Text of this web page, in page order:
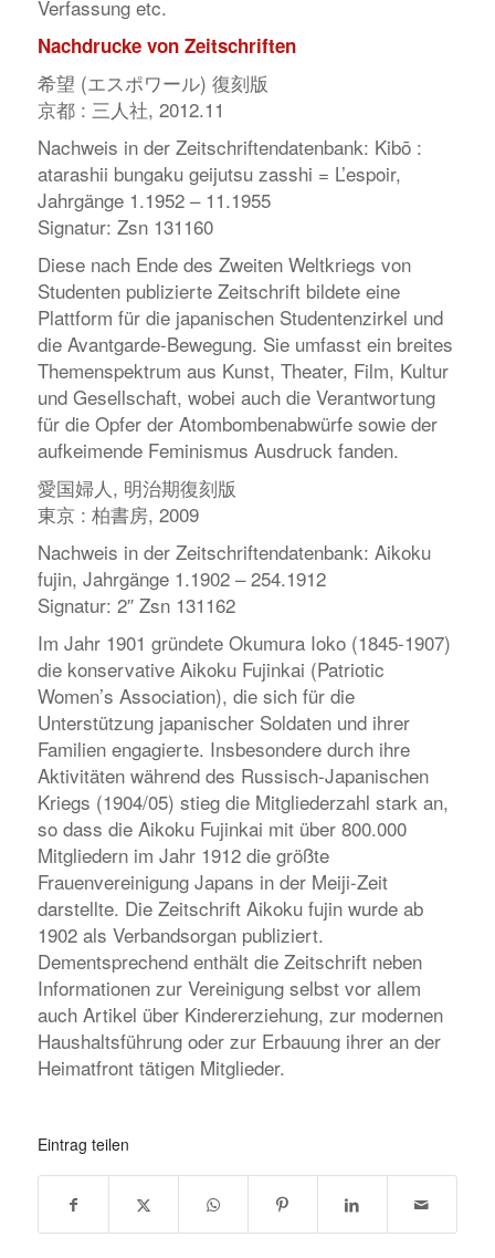
Verfassung etc.
Nachdrucke von Zeitschriften
希望 (エスポワール) 復刻版
京都 : 三人社, 2012.11
Nachweis in der Zeitschriftendatenbank: Kibō :
atarashii bungaku geijutsu zasshi = L’espoir,
Jahrgänge 1.1952 – 11.1955
Signatur: Zsn 131160
Diese nach Ende des Zweiten Weltkriegs von
Studenten publizierte Zeitschrift bildete eine
Plattform für die japanischen Studentenzirkel und
die Avantgarde-Bewegung. Sie umfasst ein breites
Themenspektrum aus Kunst, Theater, Film, Kultur
und Gesellschaft, wobei auch die Verantwortung
für die Opfer der Atombombenabwürfe sowie der
aufkeimende Feminismus Ausdruck fanden.
愛国婦人, 明治期復刻版
東京 : 柏書房, 2009
Nachweis in der Zeitschriftendatenbank: Aikoku
fujin, Jahrgänge 1.1902 – 254.1912
Signatur: 2″ Zsn 131162
Im Jahr 1901 gründete Okumura Ioko (1845-1907)
die konservative Aikoku Fujinkai (Patriotic
Women’s Association), die sich für die
Unterstützung japanischer Soldaten und ihrer
Familien engagierte. Insbesondere durch ihre
Aktivitäten während des Russisch-Japanischen
Kriegs (1904/05) stieg die Mitgliederzahl stark an,
so dass die Aikoku Fujinkai mit über 800.000
Mitgliedern im Jahr 1912 die größte
Frauenvereinigung Japans in der Meiji-Zeit
darstellte. Die Zeitschrift Aikoku fujinwurde ab
1902 als Verbandsorgan publiziert.
Dementsprechend enthält die Zeitschrift neben
Informationen zur Vereinigung selbst vor allem
auch Artikel über Kindererziehung, zur modernen
Haushaltsführung oder zur Erbauung ihrer an der
Heimatfront tätigen Mitglieder.
Eintrag teilen